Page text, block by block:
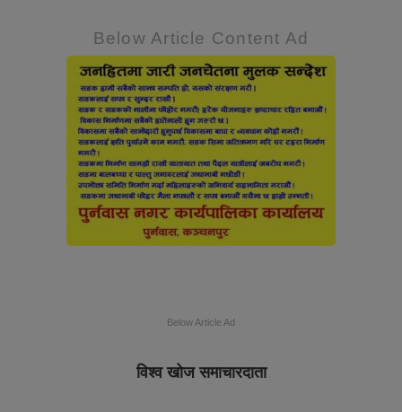
Below Article Content Ad
Below Article Ad
विश्व खोज समाचारदाता